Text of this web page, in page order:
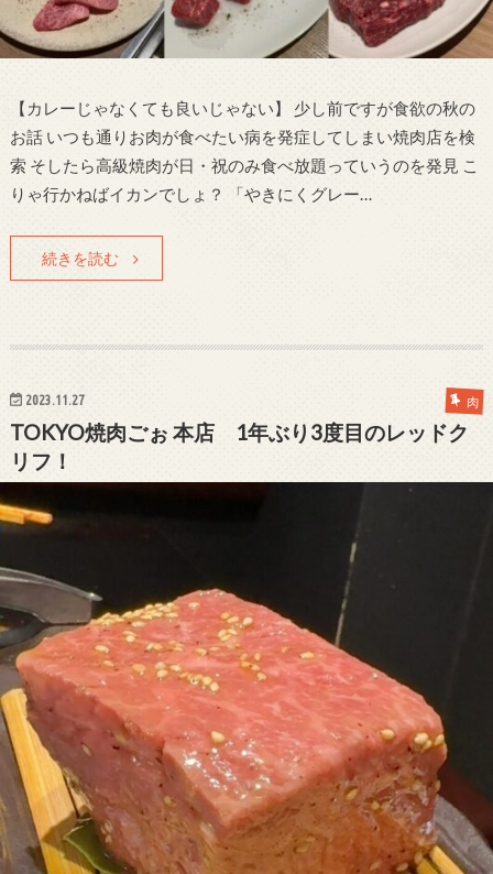
【カレーじゃなくても良いじゃない】 少し前ですが食欲の秋の
お話 いつも通りお肉が食べたい病を発症してしまい焼肉店を検
索 そしたら高級焼肉が日・祝のみ食べ放題っていうのを発見 こ
りゃ行かねばイカンでしょ？ 「やきにくグレー…
続きを読む
2023.11.27 肉
TOKYO焼肉ごぉ 本店 1年ぶり3度目のレッドク
リフ！